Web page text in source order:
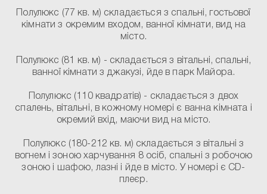
Полулюкс (77 кв. м) складається з спальні, гостьової
кімнати з окремим входом, ванної кімнати, вид на
місто.
Полулюкс (81 кв. м) - складається з вітальні, спальні,
ванної кімнати з джакузі, йде в парк Майора.
Полулюкс (110 квадратів) - складається з двох
спалень, вітальні, в кожному номері є ванна кімната і
окремий вхід, маючи вид на місто.
Полулюкс (180-212 кв. м) складається з вітальні з
вогнем і зоною харчування 8 осіб, спальні з робочою
зоною і шафою, лазні і йде в місто. У номері є CD-
плеєр.